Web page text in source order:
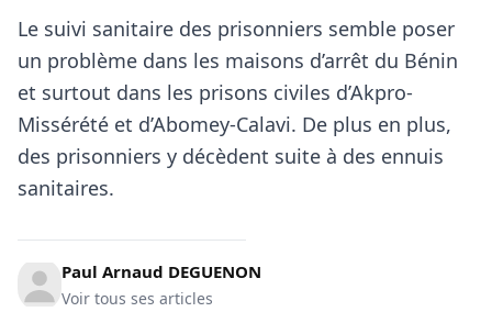
Le suivi sanitaire des prisonniers semble poser
un problème dans les maisons d’arrêt du Bénin
et surtout dans les prisons civiles d’Akpro-
Missérété et d’Abomey-Calavi. De plus en plus,
des prisonniers y décèdent suite à des ennuis
sanitaires.
Paul Arnaud DEGUENON
Voir tous ses articles